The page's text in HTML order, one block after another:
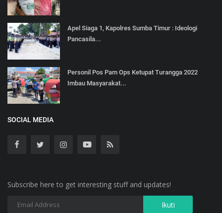
Apel Siaga 1, Kapolres Sumba Timur : Ideologi
Pancasila...
Personil Pos Pam Ops Ketupat Turangga 2022
Imbau Masyarakat...
SOCIAL MEDIA
Subscribe here to get interesting stuff and updates!